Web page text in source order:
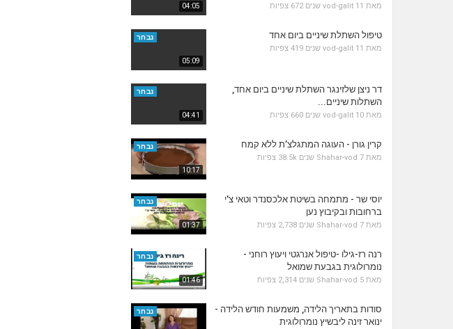
04:05 מאת vod-galit 11 שנים 672 צפיות
05:09
נבחר טיפול השתלת שיניים ביום אחד
מאת vod-galit 11 שנים 419 צפיות
04:41
נבחר
דר ניצן שלזינגר השתלת שיניים ביום אחד,
השתלות שיניים...
מאת vod-galit 10 שנים 660 צפיות
10:17
נבחר קרין גורן - העוגה המתגלצ’ת ללא קמח
מאת Shahar-vod 7 שנים 38.5k צפיות
01:37
נבחר
יוסי שר - מתמחה בשיטת אלכסנדר וטאי צ'י
ברחובות ובקיבוץ נען
מאת Shahar-vod 7 שנים 2,738 צפיות
01:46
נבחר
רנה רז-גילו -טיפול אנרגטי ויעוץ רוחני -
נומרולוגית בגבעת שמואל
מאת Shahar-vod 5 שנים 2,314 צפיות
נבחר
סודות בתאריך הלידה, משמעות חודש הלידה -
ינואר זינה ליבשיץ נומרולוגית